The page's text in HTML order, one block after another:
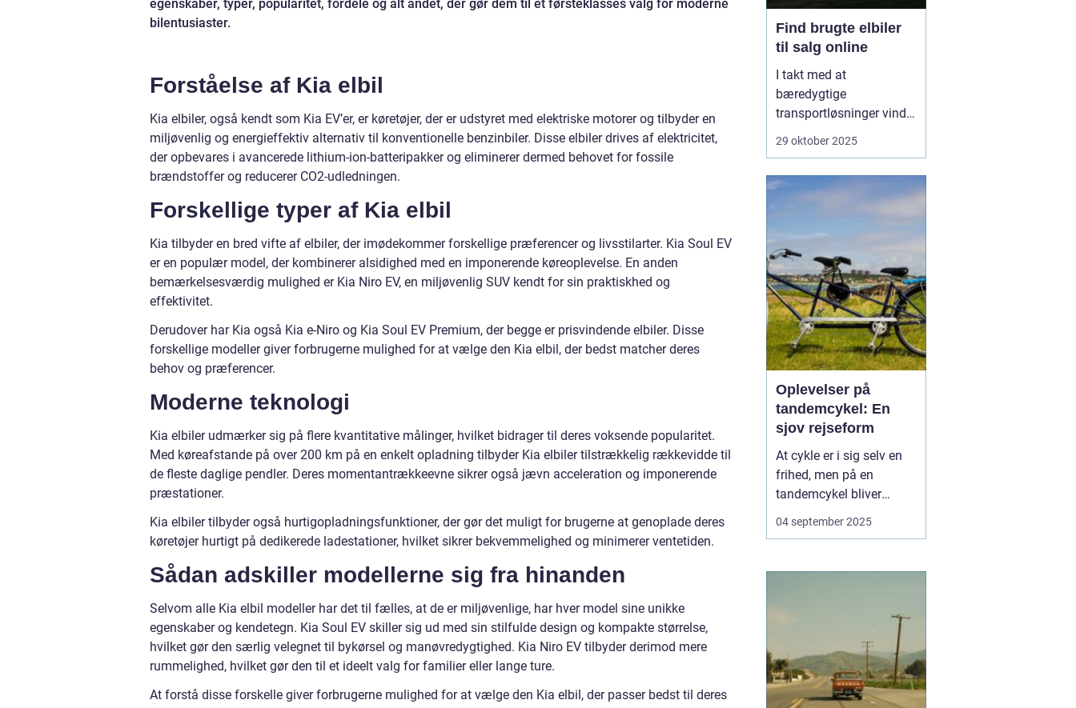
egenskaber, typer, popularitet, fordele og alt andet, der gør dem til et førsteklasses valg for moderne
bilentusiaster.
Forståelse af Kia elbil
Kia elbiler, også kendt som Kia EV’er, er køretøjer, der er udstyret med elektriske motorer og tilbyder en
miljøvenlig og energieffektiv alternativ til konventionelle benzinbiler. Disse elbiler drives af elektricitet,
der opbevares i avancerede lithium-ion-batteripakker og eliminerer dermed behovet for fossile
brændstoffer og reducerer CO2-udledningen.
Forskellige typer af Kia elbil
Kia tilbyder en bred vifte af elbiler, der imødekommer forskellige præferencer og livsstilarter. Kia Soul EV
er en populær model, der kombinerer alsidighed med en imponerende køreoplevelse. En anden
bemærkelsesværdig mulighed er Kia Niro EV, en miljøvenlig SUV kendt for sin praktiskhed og
effektivitet.
Derudover har Kia også Kia e-Niro og Kia Soul EV Premium, der begge er prisvindende elbiler. Disse
forskellige modeller giver forbrugerne mulighed for at vælge den Kia elbil, der bedst matcher deres
behov og præferencer.
Moderne teknologi
Kia elbiler udmærker sig på flere kvantitative målinger, hvilket bidrager til deres voksende popularitet.
Med køreafstande på over 200 km på en enkelt opladning tilbyder Kia elbiler tilstrækkelig rækkevidde til
de fleste daglige pendler. Deres momentantrækkeevne sikrer også jævn acceleration og imponerende
præstationer.
Kia elbiler tilbyder også hurtigopladningsfunktioner, der gør det muligt for brugerne at genoplade deres
køretøjer hurtigt på dedikerede ladestationer, hvilket sikrer bekvemmelighed og minimerer ventetiden.
Sådan adskiller modellerne sig fra hinanden
Selvom alle Kia elbil modeller har det til fælles, at de er miljøvenlige, har hver model sine unikke
egenskaber og kendetegn. Kia Soul EV skiller sig ud med sin stilfulde design og kompakte størrelse,
hvilket gør den særlig velegnet til bykørsel og manøvredygtighed. Kia Niro EV tilbyder derimod mere
rummelighed, hvilket gør den til et ideelt valg for familier eller lange ture.
At forstå disse forskelle giver forbrugerne mulighed for at vælge den Kia elbil, der passer bedst til deres
Find brugte elbiler
til salg online
I takt med at
bæredygtige
transportløsninger vinder
frem, ser flere og flere
alternativ til
Elbilerne tilbyder ikke
blot en grønnere
køreoplevelse, men o...
29 oktober 2025
Oplevelser på
tandemcykel: En
sjov rejseform
At cykle er i sig selv en
frihed, men på en
tandemcykel bliver
oplevelsen noget helt
særligt. Her handler det
frem, men om
Tandemcyklen har i
mange år vær...
04 september 2025